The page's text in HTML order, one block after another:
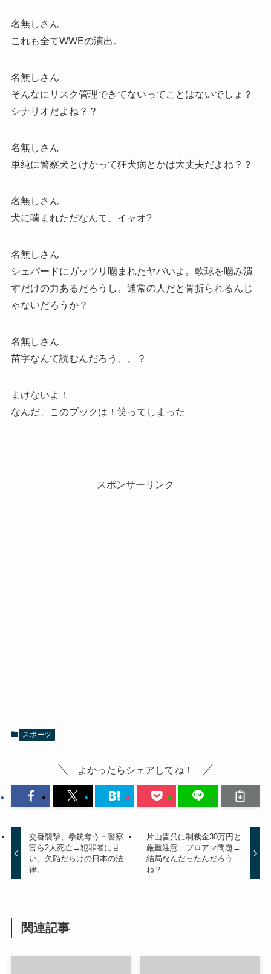
名無しさん
これも全てWWEの演出。
名無しさん
そんなにリスク管理できてないってことはないでしょ？
シナリオだよね？？
名無しさん
単純に警察犬とけかって狂犬病とかは大丈夫だよね？？
名無しさん
犬に噛まれただなんて、イャオ?
名無しさん
シェパードにガッツリ噛まれたヤバいよ。軟球を噛み潰
すだけの力あるだろうし。通常の人だと骨折られるんじ
ゃないだろうか？
名無しさん
苗字なんて読むんだろう、、？
まけないよ！
なんだ、このブックは！笑ってしまった
スポンサーリンク
スポーツ
よかったらシェアしてね！
交番襲撃、拳銃奪う＝警察
官ら2人死亡→犯罪者に甘
い、欠陥だらけの日本の法
律。
片山晋呉に制裁金30万円と
厳重注意 プロアマ問題→
結局なんだったんだろう
ね？
関連記事